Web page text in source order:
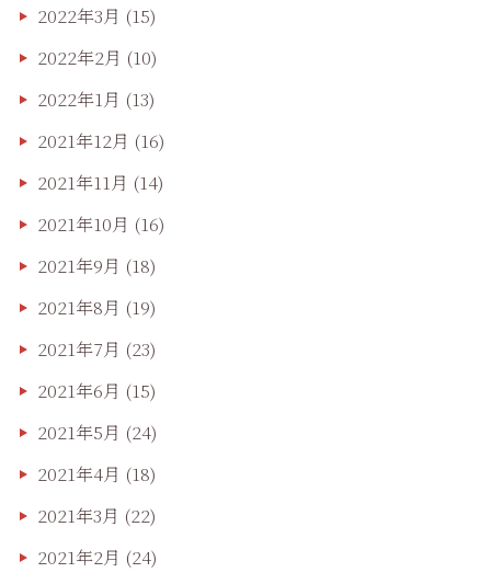
2022年3月 (15)
2022年2月 (10)
2022年1月 (13)
2021年12月 (16)
2021年11月 (14)
2021年10月 (16)
2021年9月 (18)
2021年8月 (19)
2021年7月 (23)
2021年6月 (15)
2021年5月 (24)
2021年4月 (18)
2021年3月 (22)
2021年2月 (24)